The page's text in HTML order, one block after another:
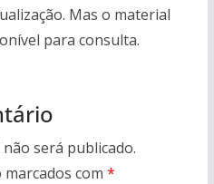
Mas o material
para consulta.
será publicado.
com *